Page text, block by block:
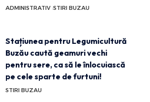
ADMINISTRATIV STIRI BUZAU
Stațiunea pentru Legumicultură
Buzău caută geamuri vechi
pentru sere, ca să le înlocuiască
pe cele sparte de furtuni!
STIRI BUZAU